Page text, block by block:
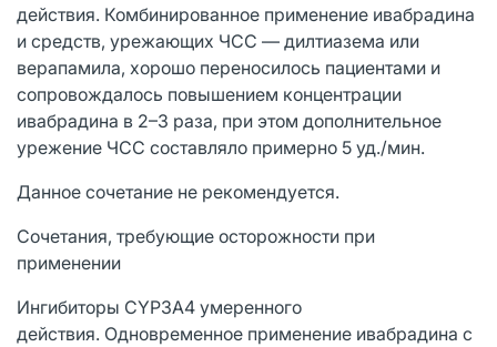
действия. Комбинированное применение ивабрадина
и средств, урежающих ЧСС — дилтиазема или
верапамила, хорошо переносилось пациентами и
сопровождалось повышением концентрации
ивабрадина в 2–3 раза, при этом дополнительное
урежение ЧСС составляло примерно 5 уд./мин.
Данное сочетание не рекомендуется.
Сочетания, требующие осторожности при
применении
Ингибиторы CYP3A4 умеренного
действия. Одновременное применение ивабрадина с